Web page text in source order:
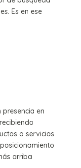
Es en ese
en
o servicios
arriba